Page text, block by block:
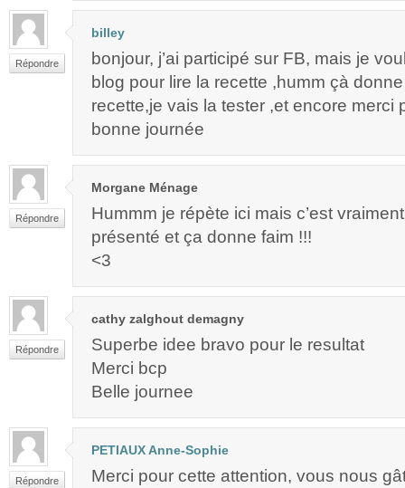
Répondre
billey
bonjour, j’ai participé sur FB, mais je
blog pour lire la recette ,humm çà
recette,je vais la tester ,et encore merci
bonne journée
Répondre
Morgane Ménage
Hummm je répète ici mais c’est
présenté et ça donne faim !!!
<3
Répondre
cathy zalghout demagny
Superbe idee bravo pour le resultat
Merci bcp
Belle journee
Répondre
PETIAUX Anne-Sophie
Merci pour cette attention, vous nous